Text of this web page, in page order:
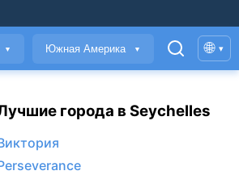
▼ Южная Америка ▼ 🌐 ▾
города в Seychelles